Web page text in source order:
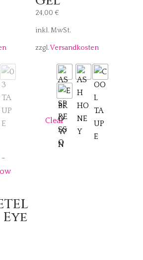
24,00€
inkl. MwSt.
zzgl.Versandkosten
Clear